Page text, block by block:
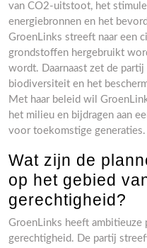
van CO2-uitstoot, het
energiebronnen en het
GroenLinks streeft naar een
grondstoffen hergebruikt
wordt. Daarnaast zet de
biodiversiteit en het
Met haar beleid wil
het milieu en bijdragen aan
voor toekomstige generaties.
Wat zijn de
op het gebied
gerechtigheid?
GroenLinks heeft ambitieuze
gerechtigheid. De partij